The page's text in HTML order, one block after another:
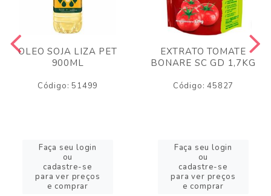
OLEO SOJA LIZA PET
900ML
Código: 51499
Faça seu login
ou
cadastre-se
para ver preços
e comprar
EXTRATO TOMATE
BONARE SC GD 1,7KG
Código: 45827
Faça seu login
ou
cadastre-se
para ver preços
e comprar